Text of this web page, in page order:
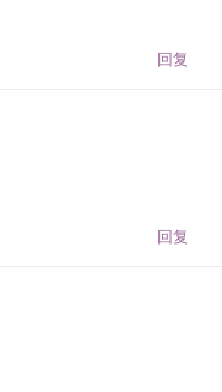
回复
回复